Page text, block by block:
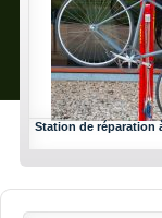
Station de réparation